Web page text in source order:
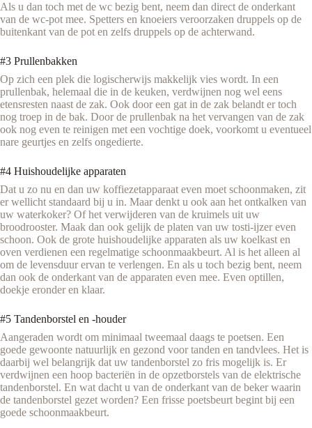
Als u dan toch met de wc bezig bent, neem dan direct de onderkant
van de wc-pot mee. Spetters en knoeiers veroorzaken druppels op de
buitenkant van de pot en zelfs druppels op de achterwand.
#3 Prullenbakken
Op zich een plek die logischerwijs makkelijk vies wordt. In een
prullenbak, helemaal die in de keuken, verdwijnen nog wel eens
etensresten naast de zak. Ook door een gat in de zak belandt er toch
nog troep in de bak. Door de prullenbak na het vervangen van de zak
ook nog even te reinigen met een vochtige doek, voorkomt u eventueel
nare geurtjes en zelfs ongedierte.
#4 Huishoudelijke apparaten
Dat u zo nu en dan uw koffiezetapparaat even moet schoonmaken, zit
er wellicht standaard bij u in. Maar denkt u ook aan het ontkalken van
uw waterkoker? Of het verwijderen van de kruimels uit uw
broodrooster. Maak dan ook gelijk de platen van uw tosti-ijzer even
schoon. Ook de grote huishoudelijke apparaten als uw koelkast en
oven verdienen een regelmatige schoonmaakbeurt. Al is het alleen al
om de levensduur ervan te verlengen. En als u toch bezig bent, neem
dan ook de onderkant van de apparaten even mee. Even optillen,
doekje eronder en klaar.
#5 Tandenborstel en -houder
Aangeraden wordt om minimaal tweemaal daags te poetsen. Een
goede gewoonte natuurlijk en gezond voor tanden en tandvlees. Het is
daarbij wel belangrijk dat uw tandenborstel zo fris mogelijk is. Er
verdwijnen een hoop bacteriën in de opzetborstels van de elektrische
tandenborstel. En wat dacht u van de onderkant van de beker waarin
de tandenborstel gezet worden? Een frisse poetsbeurt begint bij een
goede schoonmaakbeurt.